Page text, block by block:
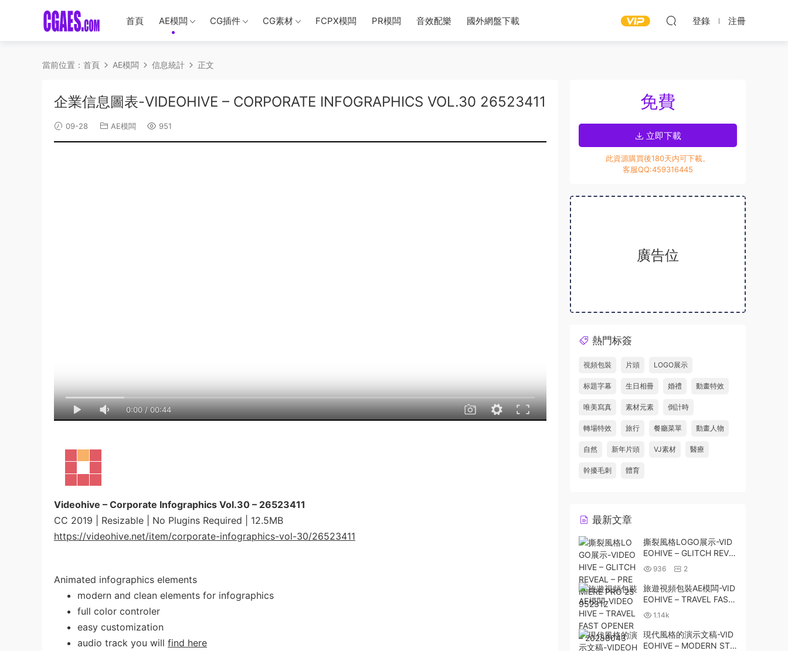
首頁 AE模闆 CG插件 CG素材 FCPX模闆 PR模闆 音效配樂 國外網盤下載 登錄 注冊
當前位置： 首頁 AE模闆 信息統計 正文
企業信息圖表-VIDEOHIVE – CORPORATE INFOGRAPHICS VOL.30 26523411
09-28 AE模闆 951
0:00/00:44
Videohive – Corporate Infographics Vol.30 – 26523411
CC 2019 | Resizable | No Plugins Required | 12.5MB
https://videohive.net/item/corporate-infographics-vol-30/26523411
Animated infographics elements
modern and clean elements for infographics
full color controler
easy customization
audio track you will find here
免費
立即下載
此資源購買後180天内可下載。
客服QQ:459316445
廣告位
熱門标簽
視頻包裝 片頭 LOGO展示
标題字幕 生日相冊 婚禮 動畫特效
唯美寫真 素材元素 倒計時
轉場特效 旅行 餐廳菜單 動畫人物
自然 新年片頭 VJ素材 醫療
幹擾毛刺 體育
最新文章
撕裂風格LOGO展示-VID
EOHIVE – GLITCH REVE
AL – PREMIERE PRO 25
952312
936 2
旅遊視頻包裝AE模闆-VID
EOHIVE – TRAVEL FAST
OPENER – 20288043
1.14k
現代風格的演示文稿-VID
EOHIVE – MODERN STY